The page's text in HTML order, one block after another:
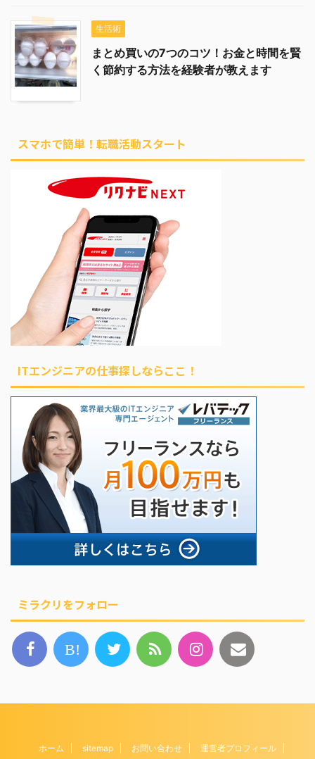
生活術
まとめ買いの7つのコツ！お金と時間を賢
く節約する方法を経験者が教えます
スマホで簡単！転職活動スタート
ITエンジニアの仕事探しならここ！
ミラクリをフォロー
B!
ホーム sitemap お問い合わせ
運営者プロフィール